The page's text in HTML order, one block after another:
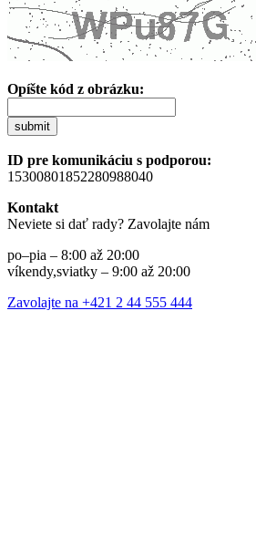
Opíšte kód z obrázku:
submit
ID pre komunikáciu s podporou:
15300801852280988040
Kontakt
Neviete si dať rady? Zavolajte nám
po–pia – 8:00 až 20:00
víkendy,sviatky – 9:00 až 20:00
Zavolajte na +421 2 44 555 444